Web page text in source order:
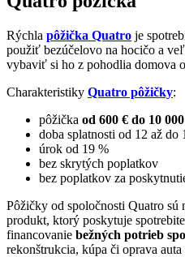
Rýchla pôžička Quatro je
použiť bezúčelovo na hocičo a
vybaviť si ho z pohodlia domova
Charakteristiky Quatro pôžičky:
pôžička od 600 € do 10
doba splatnosti od 12 až do
úrok od 19 %
bez skrytých poplatkov
bez poplatkov za
Pôžičky od spoločnosti Quatro
produkt, ktorý poskytuje
financovanie bežných potrieb
rekonštrukcia, kúpa či oprava